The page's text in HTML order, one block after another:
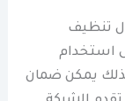
تنظيف
استخدام
يمكن ضمان